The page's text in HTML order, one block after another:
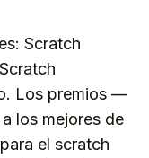
Scratch
Los premios —
los mejores de
el scratch